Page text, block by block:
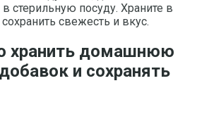
стерильную посуду. Храните в
свежесть и вкус.
хранить домашнюю
и сохранять